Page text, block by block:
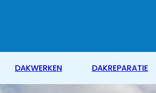
DAKWERKEN DAKREPARATIE